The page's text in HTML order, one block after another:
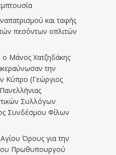
και ταφής
πεσόντων οπλιτών
Μάνος Χατζηδάκης
την
Κύπρο (Γεώργιος
Συλλόγων
Συνδέσμου Φίλων
Όρους για την
Πρωθυπουργού